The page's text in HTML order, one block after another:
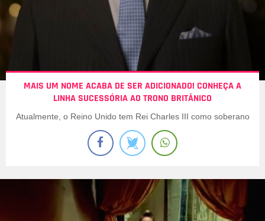
MAIS UM NOME ACABA DE SER ADICIONADO! CONHEÇA A
LINHA SUCESSÓRIA AO TRONO BRITÂNICO
Atualmente, o Reino Unido tem Rei Charles III como soberano